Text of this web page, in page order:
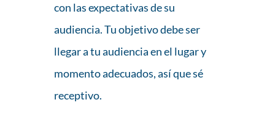
con las expectativas de su
audiencia. Tu objetivo debe ser
llegar a tu audiencia en el lugar y
momento adecuados, así que sé
receptivo.